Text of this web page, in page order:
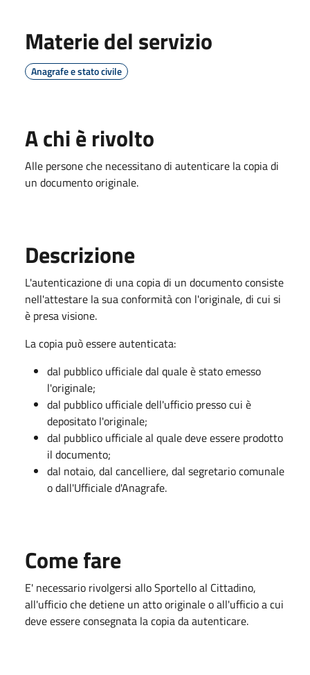
Materie del servizio
Anagrafe e stato civile
A chi è rivolto
Alle persone che necessitano di autenticare la copia di
un documento originale.
Descrizione
L'autenticazione di una copia di un documento consiste
nell'attestare la sua conformità con l'originale, di cui si
è presa visione.
La copia può essere autenticata:
dal pubblico ufficiale dal quale è stato emesso
l'originale;
dal pubblico ufficiale dell'ufficio presso cui è
depositato l'originale;
dal pubblico ufficiale al quale deve essere prodotto
il documento;
dal notaio, dal cancelliere, dal segretario comunale
o dall'Ufficiale d'Anagrafe.
Come fare
E' necessario rivolgersi allo Sportello al Cittadino,
all'ufficio che detiene un atto originale o all'ufficio a cui
deve essere consegnata la copia da autenticare.